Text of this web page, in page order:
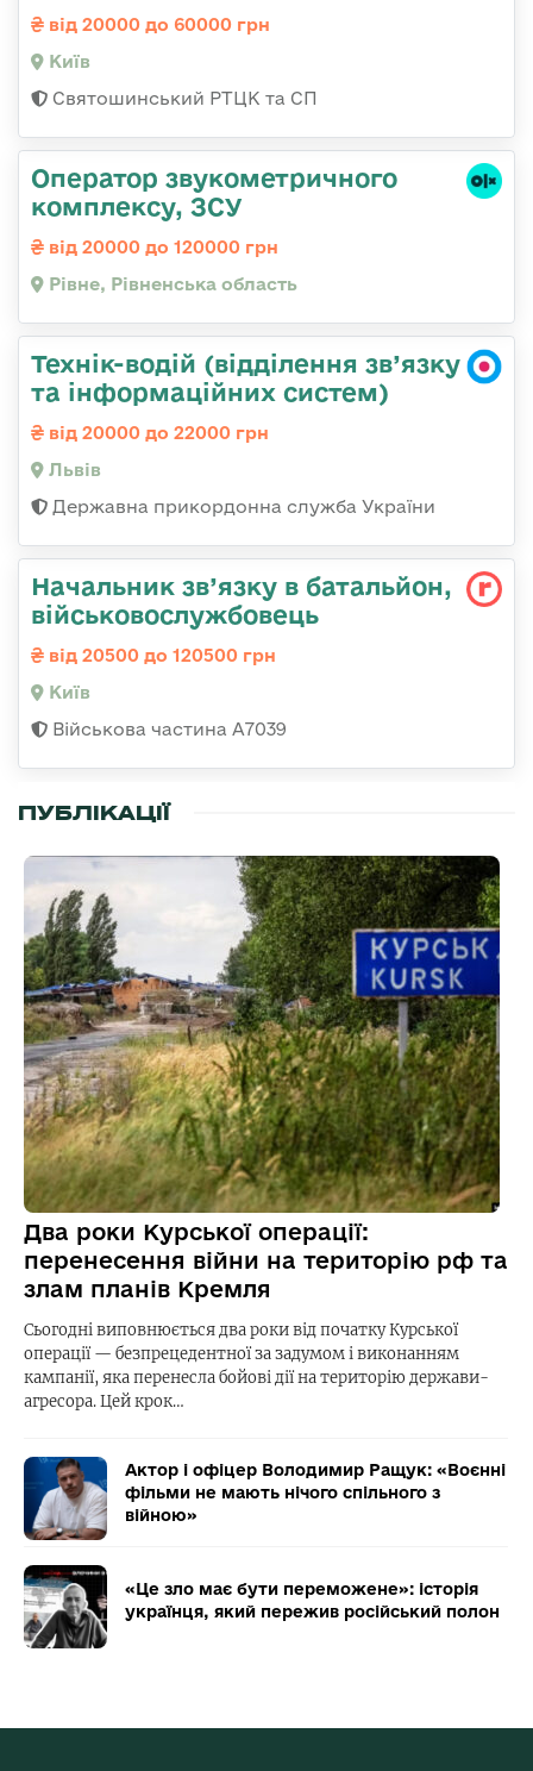
від 20000 до 60000 грн
Київ
Святошинський РТЦК та СП
Оператор звукометричного
комплексу, ЗСУ
від 20000 до 120000 грн
Рівне, Рівненська область
Технік-водій (відділення зв’язку
та інформаційних систем)
від 20000 до 22000 грн
Львів
Державна прикордонна служба України
Начальник зв’язку в батальйон,
військовослужбовець
від 20500 до 120500 грн
Київ
Військова частина А7039
ПУБЛІКАЦІЇ
Два роки Курської операції:
перенесення війни на територію рф та
злам планів Кремля
Сьогодні виповнюється два роки від початку Курської
операції — безпрецедентної за задумом і виконанням
кампанії, яка перенесла бойові дії на територію держави-
агресора. Цей крок…
Актор і офіцер Володимир Ращук: «Воєнні
фільми не мають нічого спільного з
війною»
«Це зло має бути переможене»: історія
українця, який пережив російський полон